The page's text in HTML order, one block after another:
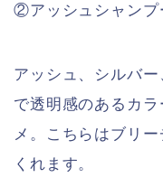
②アッシュシャンプ
アッシュ、シルバ
で透明感のあるカ
メ。こちらはブリ
くれます。